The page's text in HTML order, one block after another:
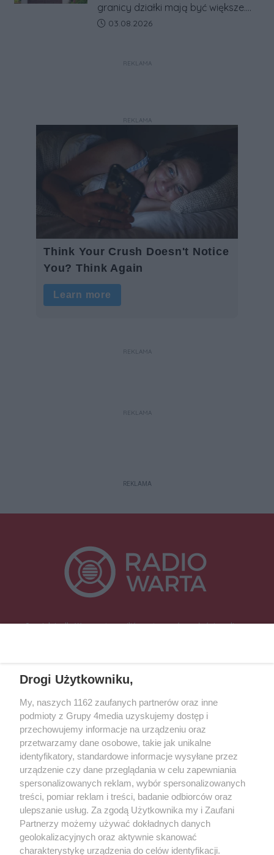
granicy działki mają być większe.
Projekt zaostrza też zasady
Data dodania artykułu:
03.08.2026
REKLAMA
REKLAMA
REKLAMA
REKLAMA
REKLAMA
Specjalnie dla Was postanowiliśmy stworzyć rozgłośnię radiową
Śrem, Jarocin, Gniezno, Ostrów Wlkp.).
Kontakt Reklama Patronat
Dane firmowe
Regulamin serwisu i ogłoszeń drobnych
Regulamin konkursów
Polityka prywatności
Przetwarzanie danych osobowych
Zapisz się do newslettera
Dołącz do grona ludzi najlepiej poinformowanych!
Zapisz się »
Drogi Użytkowniku,
My, naszych 1162 zaufanych partnerów oraz inne
podmioty z Grupy 4media uzyskujemy dostęp i
przechowujemy informacje na urządzeniu oraz
przetwarzamy dane osobowe, takie jak unikalne
identyfikatory, standardowe informacje wysyłane przez
urządzenie czy dane przeglądania w celu zapewniania
spersonalizowanych reklam, wybór spersonalizowanych
treści, pomiar reklam i treści, badanie odbiorców oraz
ulepszanie usług. Za zgodą Użytkownika my i Zaufani
Partnerzy możemy używać dokładnych danych
geolokalizacyjnych oraz aktywnie skanować
charakterystykę urządzenia do celów identyfikacji.